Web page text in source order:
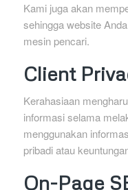
Kami juga akan
sehingga website
mesin pencari.
Client
Kerahasiaan
informasi selama
menggunakan
pribadi atau
On-Page